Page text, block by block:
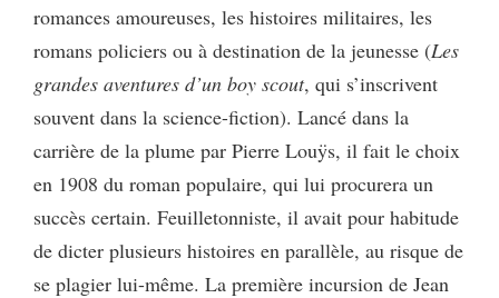
romances amoureuses, les histoires militaires, les
romans policiers ou à destination de la jeunesse (Les
grandes aventures d’un boy scout, qui s’inscrivent
souvent dans la science-fiction). Lancé dans la
carrière de la plume par Pierre Louÿs, il fait le choix
en 1908 du roman populaire, qui lui procurera un
succès certain. Feuilletonniste, il avait pour habitude
de dicter plusieurs histoires en parallèle, au risque de
se plagier lui-même. La première incursion de Jean